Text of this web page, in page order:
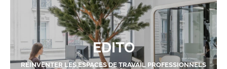
EDITO
RÉINVENTER LES ESPACES DE TRAVAIL PROFESSIONNELS